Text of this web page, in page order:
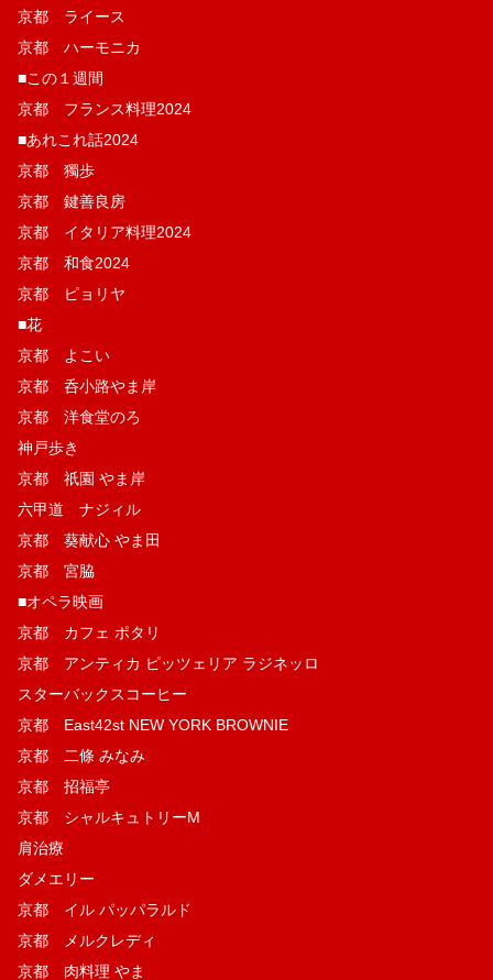
京都 ライース
京都 ハーモニカ
■この１週間
京都 フランス料理2024
■あれこれ話2024
京都 獨歩
京都 鍵善良房
京都 イタリア料理2024
京都 和食2024
京都 ピョリヤ
■花
京都 よこい
京都 呑小路やま岸
京都 洋食堂のろ
神戸歩き
京都 祇園 やま岸
六甲道 ナジィル
京都 葵献心 やま田
京都 宮脇
■オペラ映画
京都 カフェ ポタリ
京都 アンティカ ピッツェリア ラジネッロ
スターバックスコーヒー
京都 East42st NEW YORK BROWNIE
京都 二條 みなみ
京都 招福亭
京都 シャルキュトリーM
肩治療
ダメエリー
京都 イル パッパラルド
京都 メルクレディ
京都 肉料理 やま